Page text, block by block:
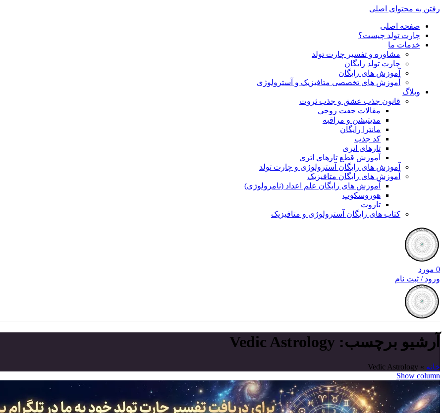
رفتن به محتوای اصلی
صفحه اصلی
چارت تولد چیست؟
خدمات ما
مشاوره و تفسیر چارت تولد
چارت تولد رایگان
آموزش های رایگان
آموزش های تخصصی متافیزیک و آسترولوژی
وبلاگ
قانون جذب عشق و جذب ثروت
مقالات جفت روحی
مدیتیشن و مراقبه
مانترا رایگان
کد جذب
تارهای اتری
آموزش قطع تارهای اتری
آموزش های رایگان آسترولوژی و چارت تولد
آموزش های رایگان متافیزیک
آموزش های رایگان علم اعداد (نامرولوژی)
هوروسکوپ
تاروت
کتاب های رایگان آسترولوژی و متافیزیک
0 مورد
ورود / ثبت نام
آرشیو برچسب: Vedic Astrology
خانه »
Vedic Astrology
Show column